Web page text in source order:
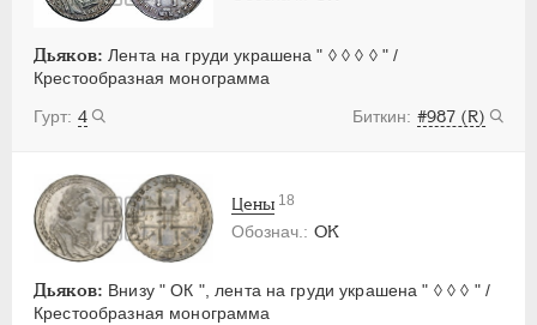
Дьяков: Лента на груди украшена " ◊ ◊ ◊ ◊ " /
Крестообразная монограмма
4
#987 (R)
OK
Дьяков: Внизу " ОК ", лента на груди украшена " ◊ ◊ ◊ " /
Крестообразная монограмма
Цены 18